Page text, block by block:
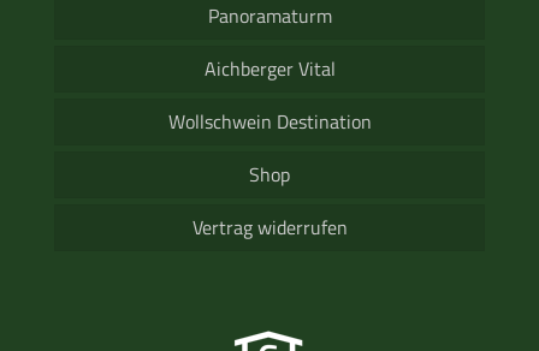
Panoramaturm
Aichberger Vital
Wollschwein Destination
Shop
Vertrag widerrufen